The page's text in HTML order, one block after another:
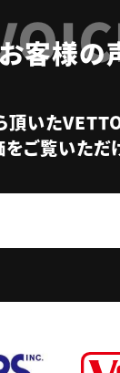
客様の
頂いた
ご覧いただ